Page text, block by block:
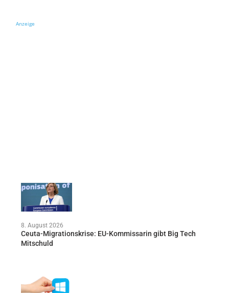
Anzeige
8. August 2026
Ceuta-Migrationskrise: EU-Kommissarin gibt Big Tech
Mitschuld